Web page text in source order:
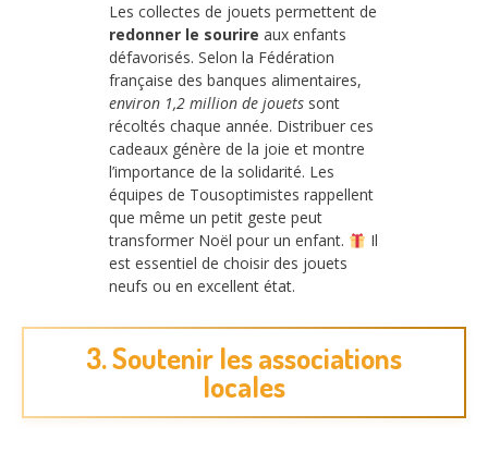
Les collectes de jouets permettent de
redonner le sourire aux enfants
défavorisés. Selon la Fédération
française des banques alimentaires,
environ 1,2 million de jouets sont
récoltés chaque année. Distribuer ces
cadeaux génère de la joie et montre
l’importance de la solidarité. Les
équipes de Tousoptimistes rappellent
que même un petit geste peut
transformer Noël pour un enfant.
Il
est essentiel de choisir des jouets
neufs ou en excellent état.
3. Soutenir les associations
locales